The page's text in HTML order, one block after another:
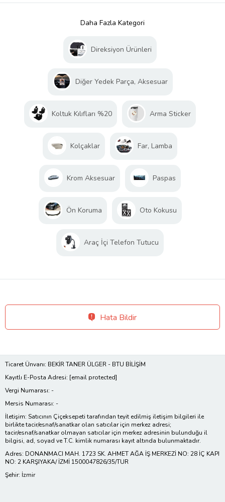
Daha Fazla Kategori
Direksiyon Ürünleri
Diğer Yedek Parça, Aksesuar
Koltuk Kılıfları %20 Arma Sticker
Kolçaklar Far, Lamba
Krom Aksesuar Paspas
Ön Koruma Oto Kokusu
Araç İçi Telefon Tutucu
Hata Bildir
Ticaret Ünvanı: BEKİR TANER ÜLGER - BTU BİLİŞİM
Kayıtlı E-Posta Adresi: [email protected]
Vergi Numarası: -
Mersis Numarası: -
İletişim: Satıcının Çiçeksepeti tarafından teyit edilmiş iletişim bilgileri ile
birlikte tacir/esnaf/sanatkar olan satıcılar için merkez adresi;
tacir/esnaf/sanatkar olmayan satıcılar için merkez adresinin bulunduğu il
bilgisi, ad, soyad ve T.C. kimlik numarası kayıt altında bulunmaktadır.
Adres: DONANMACI MAH. 1723 SK. AHMET AĞA İŞ MERKEZİ NO: 28 İÇ KAPI
NO: 2 KARŞIYAKA/ İZMİ 1500047826/35/TUR
Şehir: İzmir